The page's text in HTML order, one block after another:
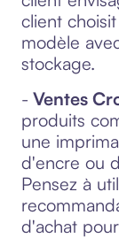
client
modèle
stockage.
- Ventes
produits
une
d'encre ou
Pensez à
d'achat